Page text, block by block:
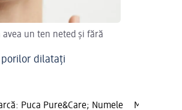
un ten neted și fără
dilatați
Puca Pure&Care; Numele Marcă: